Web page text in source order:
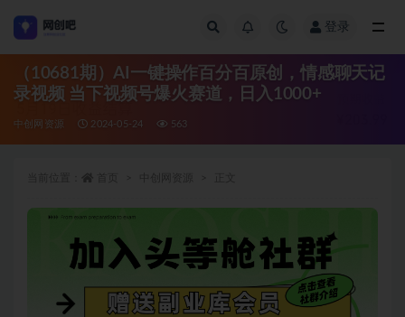
登录
（10681期）AI一键操作百分百原创，情感聊天记
录视频 当下视频号爆火赛道，日入1000+
中创网资源 2024-05-24 563